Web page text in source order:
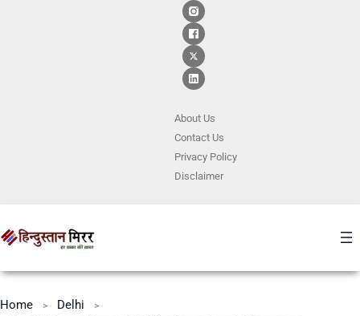
About Us
ContactUs
Privacy Policy
Disclaimer
Home
Delhi